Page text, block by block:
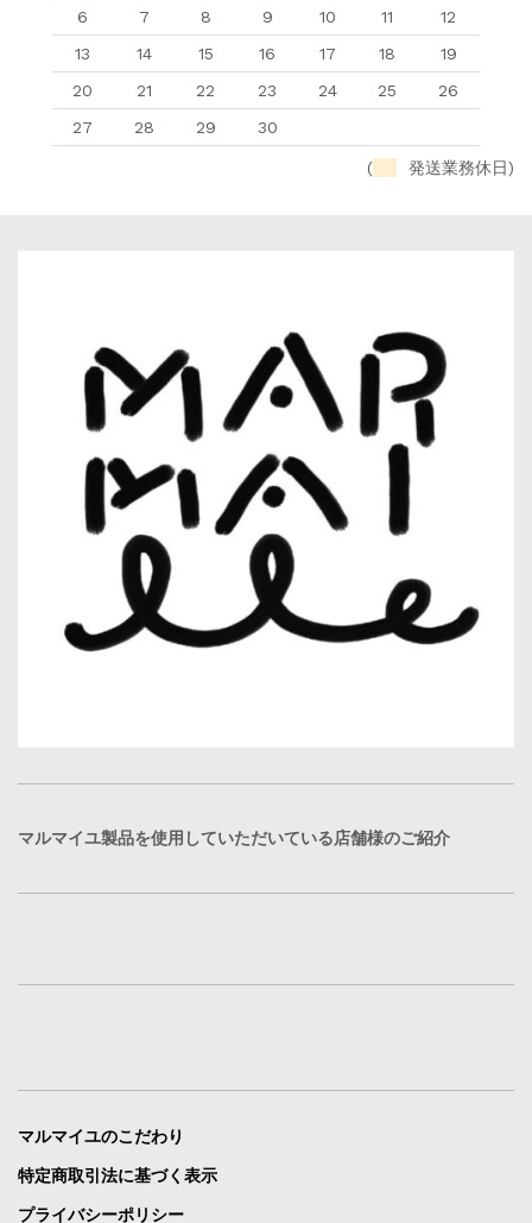
6
7 8 9 10 11
12
13
14 15 16 17 18
19
20
21 22 23 24 25
26
27
28 29 30
( 発送業務休日)
マルマイユ製品を使用していただいている店舗様のご紹介
マルマイユのこだわり
特定商取引法に基づく表示
プライバシーポリシー